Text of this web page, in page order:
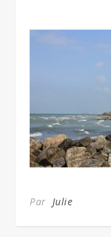
Par Julie